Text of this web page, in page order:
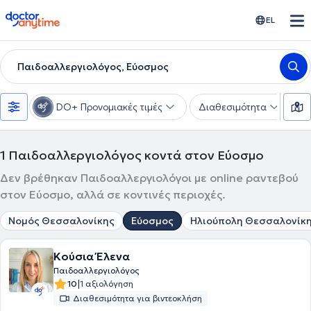
doctoranytime EL
Παιδοαλλεργιολόγος, Εύοσμος
DO+ Προνομιακές τιμές Διαθεσιμότητα
1 Παιδοαλλεργιολόγος κοντά στον Εύοσμο
Δεν βρέθηκαν Παιδοαλλεργιολόγοι με online ραντεβού
στον Εύοσμο, αλλά σε κοντινές περιοχές.
Νομός Θεσσαλονίκης Εύοσμος Ηλιούπολη
Κούσια Έλενα
Παιδοαλλεργιολόγος
10|1 αξιολόγηση
Διαθεσιμότητα για βιντεοκλήση